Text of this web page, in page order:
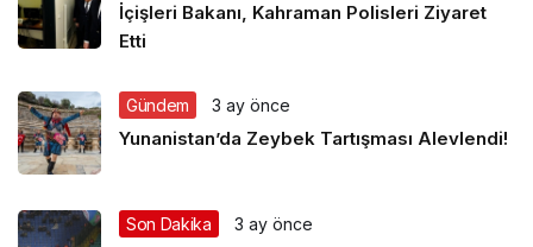
İçişleri Bakanı, Kahraman Polisleri Ziyaret
Etti
Gündem 3 ay önce
Yunanistan’da Zeybek Tartışması Alevlendi!
Son Dakika 3 ay önce